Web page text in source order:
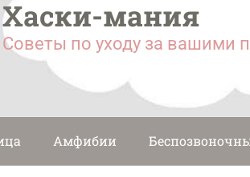
Хаски-мания
Советы по уходу за вашими
Амфибии